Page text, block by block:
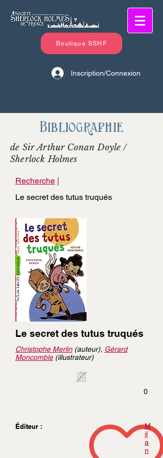
Boutique SSHF
Inscription/Connexion
Bibliographie
de Sir Arthur Conan Doyle /
Sherlock Holmes
Recherche |
Le secret des tutus truqués
Le secret des tutus truqués
Christophe Merlin(auteur), Gérard
Moncomble(illustrateur)
0
Éditeur :
M
il
a
n